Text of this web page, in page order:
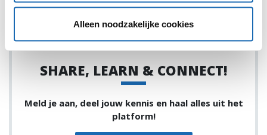
Alleen noodzakelijke cookies
1
SHARE, LEARN & CONNECT!
Meld je aan, deel jouw kennis en haal alles uit het
platform!